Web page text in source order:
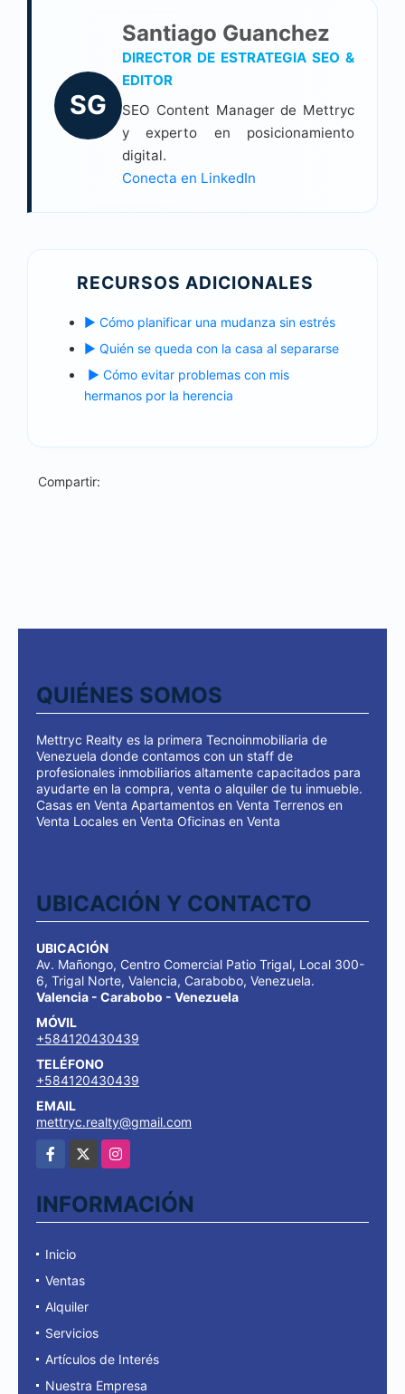
SG
Santiago Guanchez
DIRECTOR DE ESTRATEGIA SEO &
EDITOR
SEO Content Manager de Mettryc
y experto en posicionamiento
digital.
Conecta en LinkedIn
RECURSOS ADICIONALES
► Cómo planificar una mudanza sin estrés
► Quién se queda con la casa al separarse
► Cómo evitar problemas con mis
hermanos por la herencia
Compartir:
QUIÉNES SOMOS
Mettryc Realty es la primera Tecnoinmobiliaria de
Venezuela donde contamos con un staff de
profesionales inmobiliarios altamente capacitados para
ayudarte en la compra, venta o alquiler de tu inmueble.
Casas en Venta Apartamentos en Venta Terrenos en
Venta Locales en Venta Oficinas en Venta
UBICACIÓN Y CONTACTO
UBICACIÓN
Av. Mañongo, Centro Comercial Patio Trigal, Local 300-
6, Trigal Norte, Valencia, Carabobo, Venezuela.
Valencia - Carabobo - Venezuela
MÓVIL
+584120430439
TELÉFONO
+584120430439
EMAIL
mettryc.realty@gmail.com
Facebook
Instagram
INFORMACIÓN
Inicio
Ventas
Alquiler
Servicios
Artículos de Interés
Nuestra Empresa